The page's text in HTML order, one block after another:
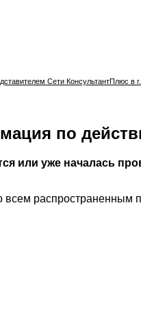
Сети КонсультантПлюс в
по
или уже началась
распространенным